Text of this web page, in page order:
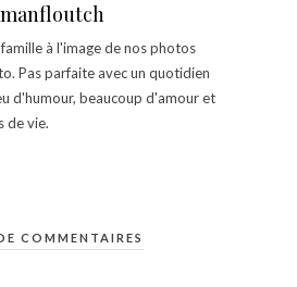
à l'image de nos photos
Pas parfaite avec un quotidien
d'humour, beaucoup d'amour et
de vie.
COMMENTAIRES